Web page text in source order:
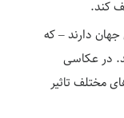
کند.
دارند – که
در عکاسی
مختلف تاثیر